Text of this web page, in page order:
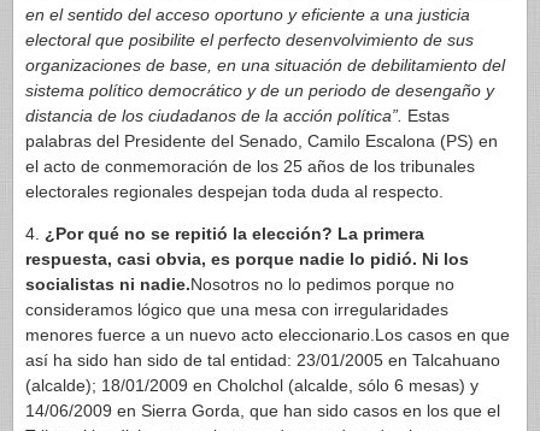
en el sentido del acceso oportuno y eficiente a una justicia
electoral que posibilite el perfecto desenvolvimiento de sus
organizaciones de base, en una situación de debilitamiento del
sistema político democrático y de un periodo de desengaño y
distancia de los ciudadanos de la acción política”. Estas
palabras del Presidente del Senado, Camilo Escalona (PS) en
el acto de conmemoración de los 25 años de los tribunales
electorales regionales despejan toda duda al respecto.
4. ¿Por qué no se repitió la elección? La primera
respuesta, casi obvia, es porque nadie lo pidió. Ni los
socialistas ni nadie.Nosotros no lo pedimos porque no
consideramos lógico que una mesa con irregularidades
menores fuerce a un nuevo acto eleccionario.Los casos en que
así ha sido han sido de tal entidad: 23/01/2005 en Talcahuano
(alcalde); 18/01/2009 en Cholchol (alcalde, sólo 6 mesas) y
14/06/2009 en Sierra Gorda, que han sido casos en los que el